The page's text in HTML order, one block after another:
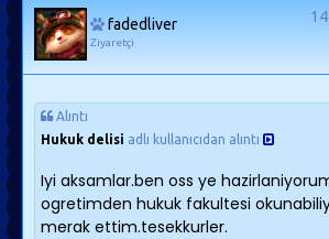
fadedliver
Ziyaretçi
Alıntı
Hukuk delisi adlı kullanıcıdan alıntı
Iyi aksamlar.ben oss ye
ogretimden hukuk fakultesi
merak ettim.tesekkurler.